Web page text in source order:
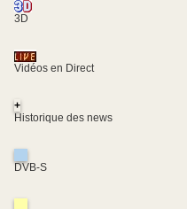
3D
Vidéos en Direct
+
Historique des news
DVB-S